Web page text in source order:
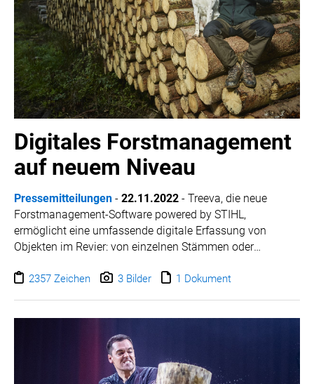
Digitales Forstmanagement
auf neuem Niveau
Pressemitteilungen - 22.11.2022 - Treeva, die neue
Forstmanagement-Software powered by STIHL,
ermöglicht eine umfassende digitale Erfassung von
Objekten im Revier: von einzelnen Stämmen oder
hin zur Kartierung kompletter Baumbestände. Die
deutlich schneller, einfacher und entsprechend
kostengünstiger. „Das Ziel von treeva ist es, den gesamten
Prozess der Holzernte – von der Arbeitsvorbereitung und -
2357 Zeichen 3 Bilder 1 Dokument